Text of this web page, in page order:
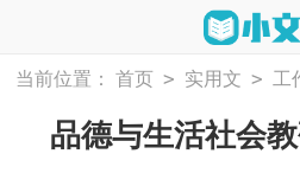
当前位置： 首页 > 实用文 > 工
品德与生活社会